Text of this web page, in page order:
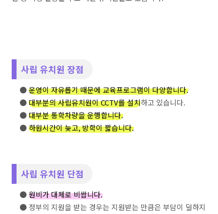
사립 유치원 장점
●운영이 자유롭기 때문에 교육프로그램이 다양합니다.
●대부분의 사립유치원이 CCTV를 설치하고 있습니다.
●대부분 통학차량을 운행합니다.
●하원시간이 늦고, 방학이 짧습니다.
사립 유치원 단점
●원비가 대체로 비쌉니다.
● 정부의 지원을 받는 경우는 지원받는 만큼은 부담이 덜하지